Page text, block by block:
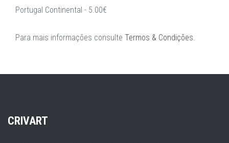
Portugal Continental - 5.00€
Para mais informações consulte Termos & Condições.
CRIVART